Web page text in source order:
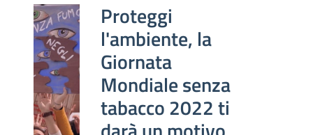
Proteggi
l'ambiente, la
Giornata
Mondiale senza
tabacco 2022 ti